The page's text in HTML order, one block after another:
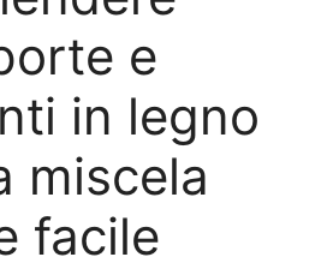
e
in legno
miscela
facile